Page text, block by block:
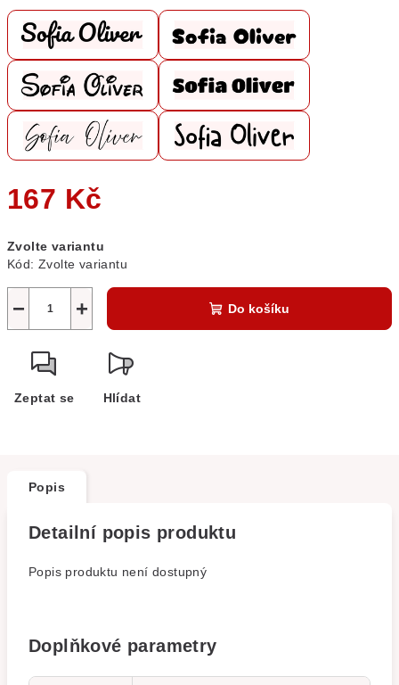
167 Kč
cena:
Zvolte variantu
Kód: Zvolte variantu
+
− Do košíku
Zeptat se Hlídat
Popis
Detailní popis produktu
Popis produktu není dostupný
Doplňkové parametry